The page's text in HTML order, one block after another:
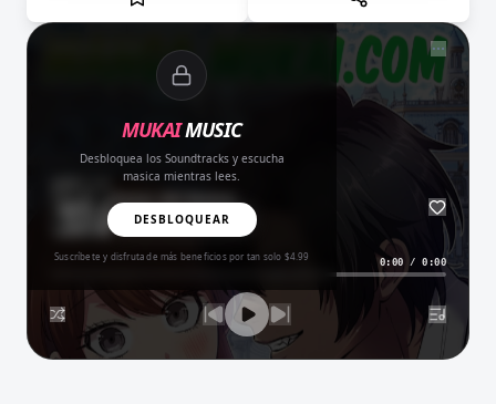
MUKAIMUSIC
Desbloquea los Soundtracks y escucha
masica mientras lees.
DESBLOQUEAR
Suscríbete y disfruta de más beneficios por tan solo $4.99
Amor del Bueno
BALADA
0:00 /0:00